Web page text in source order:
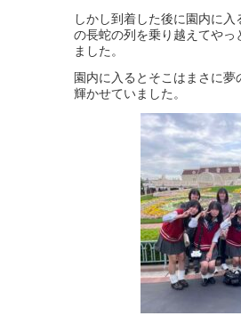
しかし到着した後に園内に
の長蛇の列を乗り越えてや
ました。
園内に入るとそこはまさに
輝かせていました。